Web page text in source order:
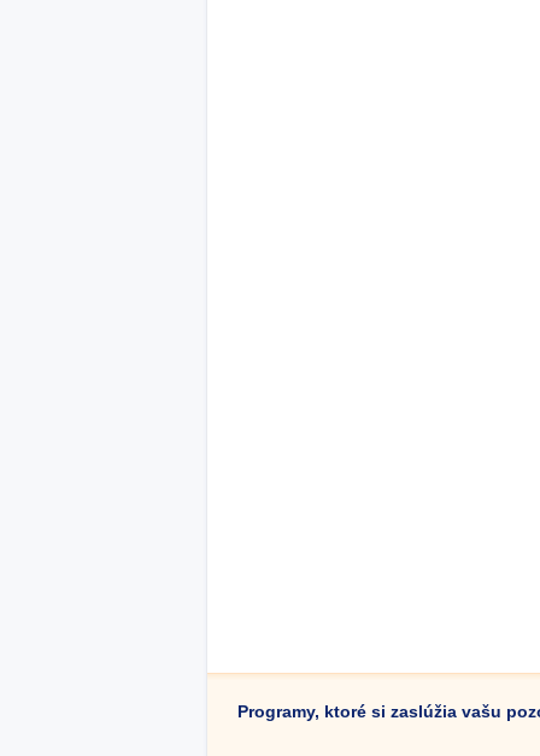
Programy, ktoré si zaslúžia vašu